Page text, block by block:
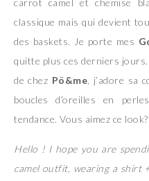
carrot camel et chemise
classique mais qui devient
des baskets. Je porte mes
quitte plus ces derniers
de chez Pö&me , j’adore
boucles d’oreilles en
tendance. Vous aimez ce
Hello ! I hope you are
camel outfit, wearing a shirt